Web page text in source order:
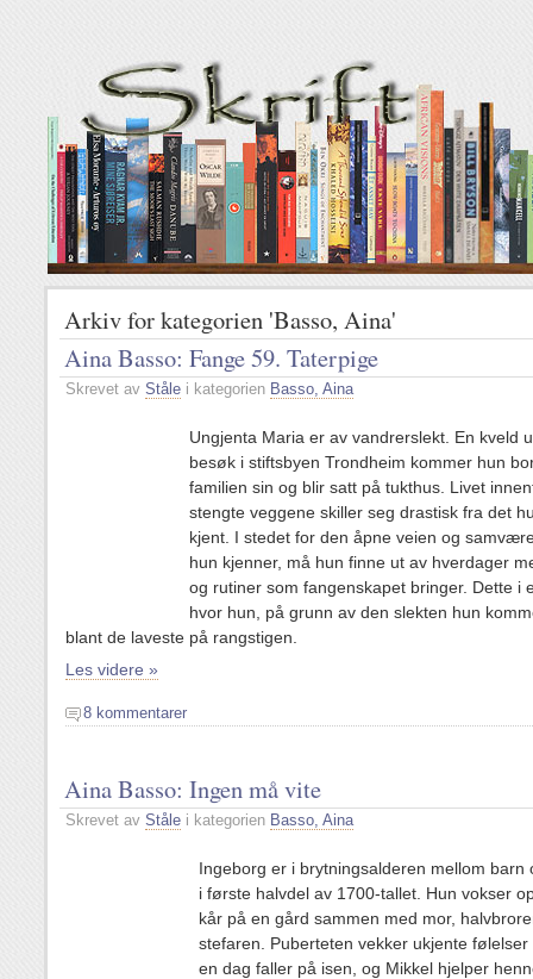
Arkiv for kategorien 'Basso, Aina'
Aina Basso: Fange 59. Taterpige
Skrevet av Ståle i kategorien Basso, Aina
Ungjenta Maria er av vandrerslekt. En kveld
besøk i stiftsbyen Trondheim kommer hun
familien sin og blir satt på tukthus. Livet
stengte veggene skiller seg drastisk fra det
kjent. I stedet for den åpne veien og
hun kjenner, må hun finne ut av hverdager
og rutiner som fangenskapet bringer. Dette i
hvor hun, på grunn av den slekten hun
blant de laveste på rangstigen.
Les videre »
8 kommentarer
Aina Basso: Ingen må vite
Skrevet av Ståle i kategorien Basso, Aina
Ingeborg er i brytningsalderen mellom barn
i første halvdel av 1700-tallet. Hun vokser
kår på en gård sammen med mor,
stefaren. Puberteten vekker ukjente følelser
en dag faller på isen, og Mikkel hjelper